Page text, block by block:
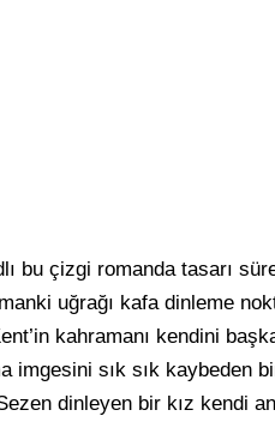
bu çizgi romanda tasarı
uğrağı kafa dinleme
kahramanı kendini
imgesini sık sık kaybeden
dinleyen bir kız kendi